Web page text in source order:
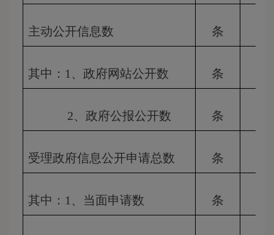
主动公开信息数 条
其中：1、政府网站公开数 条
2、政府公报公开数 条
受理政府信息公开申请总数 条
其中：1、当面申请数 条